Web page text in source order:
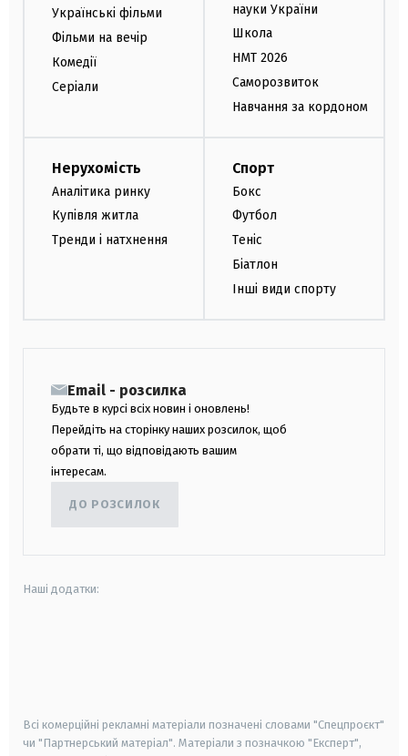
Українські фільми
Фільми на вечір
Комедії
Серіали
науки України
Школа
НМТ 2026
Саморозвиток
Навчання за кордоном
Нерухомість
Аналітика ринку
Купівля житла
Тренди і натхнення
Спорт
Бокс
Футбол
Теніс
Біатлон
Інші види спорту
Email - розсилка
Будьте в курсі всіх новин і оновлень!
Перейдіть на сторінку наших розсилок, щоб
обрати ті, що відповідають вашим
інтересам.
ДО РОЗСИЛОК
Наші додатки:
Всі комерційні рекламні матеріали позначені словами "Спецпроєкт"
чи "Партнерський матеріал". Матеріали з позначкою "Експерт",